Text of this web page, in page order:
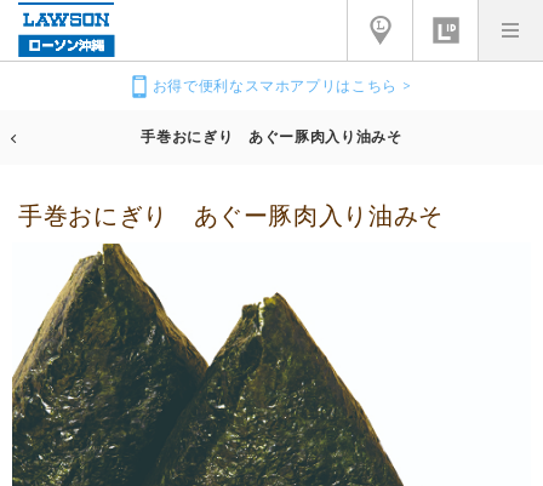
お得で便利なスマホアプリはこちら >
手巻おにぎり あぐー豚肉入り油みそ
手巻おにぎり あぐー豚肉入り油みそ